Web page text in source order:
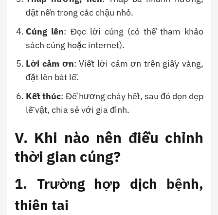
đặt nến trong các chậu nhỏ.
Cúng lên: Đọc lời cúng (có thể tham khảo
sách cúng hoặc internet).
Lời cảm ơn: Viết lời cảm ơn trên giấy vàng,
đặt lên bát lễ.
Kết thúc: Để hương cháy hết, sau đó dọn dẹp
lễ vật, chia sẻ với gia đình.
V. Khi nào nên điều chỉnh
thời gian cúng?
1. Trường hợp dịch bệnh,
thiên tai